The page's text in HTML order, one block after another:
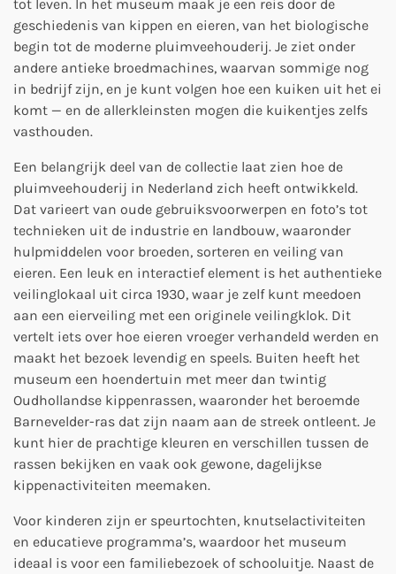
tot leven. In het museum maak je een reis door de
geschiedenis van kippen en eieren, van het biologische
begin tot de moderne pluimveehouderij. Je ziet onder
andere antieke broedmachines, waarvan sommige nog
in bedrijf zijn, en je kunt volgen hoe een kuiken uit het ei
komt — en de allerkleinsten mogen die kuikentjes zelfs
vasthouden.
Een belangrijk deel van de collectie laat zien hoe de
pluimveehouderij in Nederland zich heeft ontwikkeld.
Dat varieert van oude gebruiksvoorwerpen en foto’s tot
technieken uit de industrie en landbouw, waaronder
hulpmiddelen voor broeden, sorteren en veiling van
eieren. Een leuk en interactief element is het authentieke
veilinglokaal uit circa 1930, waar je zelf kunt meedoen
aan een eierveiling met een originele veilingklok. Dit
vertelt iets over hoe eieren vroeger verhandeld werden en
maakt het bezoek levendig en speels. Buiten heeft het
museum een hoendertuin met meer dan twintig
Oudhollandse kippenrassen, waaronder het beroemde
Barnevelder-ras dat zijn naam aan de streek ontleent. Je
kunt hier de prachtige kleuren en verschillen tussen de
rassen bekijken en vaak ook gewone, dagelijkse
kippenactiviteiten meemaken.
Voor kinderen zijn er speurtochten, knutselactiviteiten
en educatieve programma’s, waardoor het museum
ideaal is voor een familiebezoek of schooluitje. Naast de